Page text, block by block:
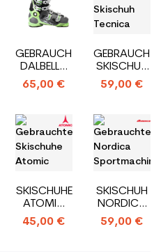
GEBRAUCHTE
DALBELLO
SPORT DS
LTD
65,00 €
SKISCHUH
TECNICA
MACH
RT 110 XR
59,00 €
SKISCHUHE
ATOMIC
SAVOR
R90X
45,00 €
SKISCHUH
NORDICA
100 R
59,00 €